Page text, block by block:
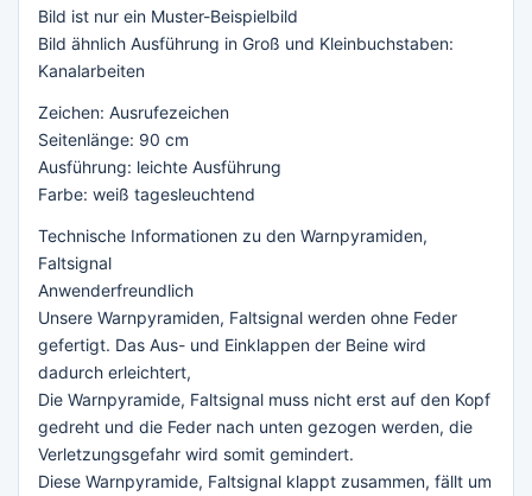
Bild ist nur ein Muster-Beispielbild
Bild ähnlich Ausführung in Groß und Kleinbuchstaben:
Kanalarbeiten
Zeichen: Ausrufezeichen
Seitenlänge: 90 cm
Ausführung: leichte Ausführung
Farbe: weiß tagesleuchtend
Technische Informationen zu den Warnpyramiden,
Faltsignal
Anwenderfreundlich
Unsere Warnpyramiden, Faltsignal werden ohne Feder
gefertigt. Das Aus- und Einklappen der Beine wird
dadurch erleichtert,
Die Warnpyramide, Faltsignal muss nicht erst auf den Kopf
gedreht und die Feder nach unten gezogen werden, die
Verletzungsgefahr wird somit gemindert.
Diese Warnpyramide, Faltsignal klappt zusammen, fällt um